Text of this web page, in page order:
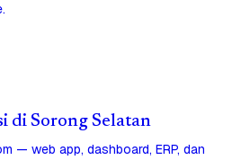
di Sorong Selatan
— web app, dashboard, ERP, dan